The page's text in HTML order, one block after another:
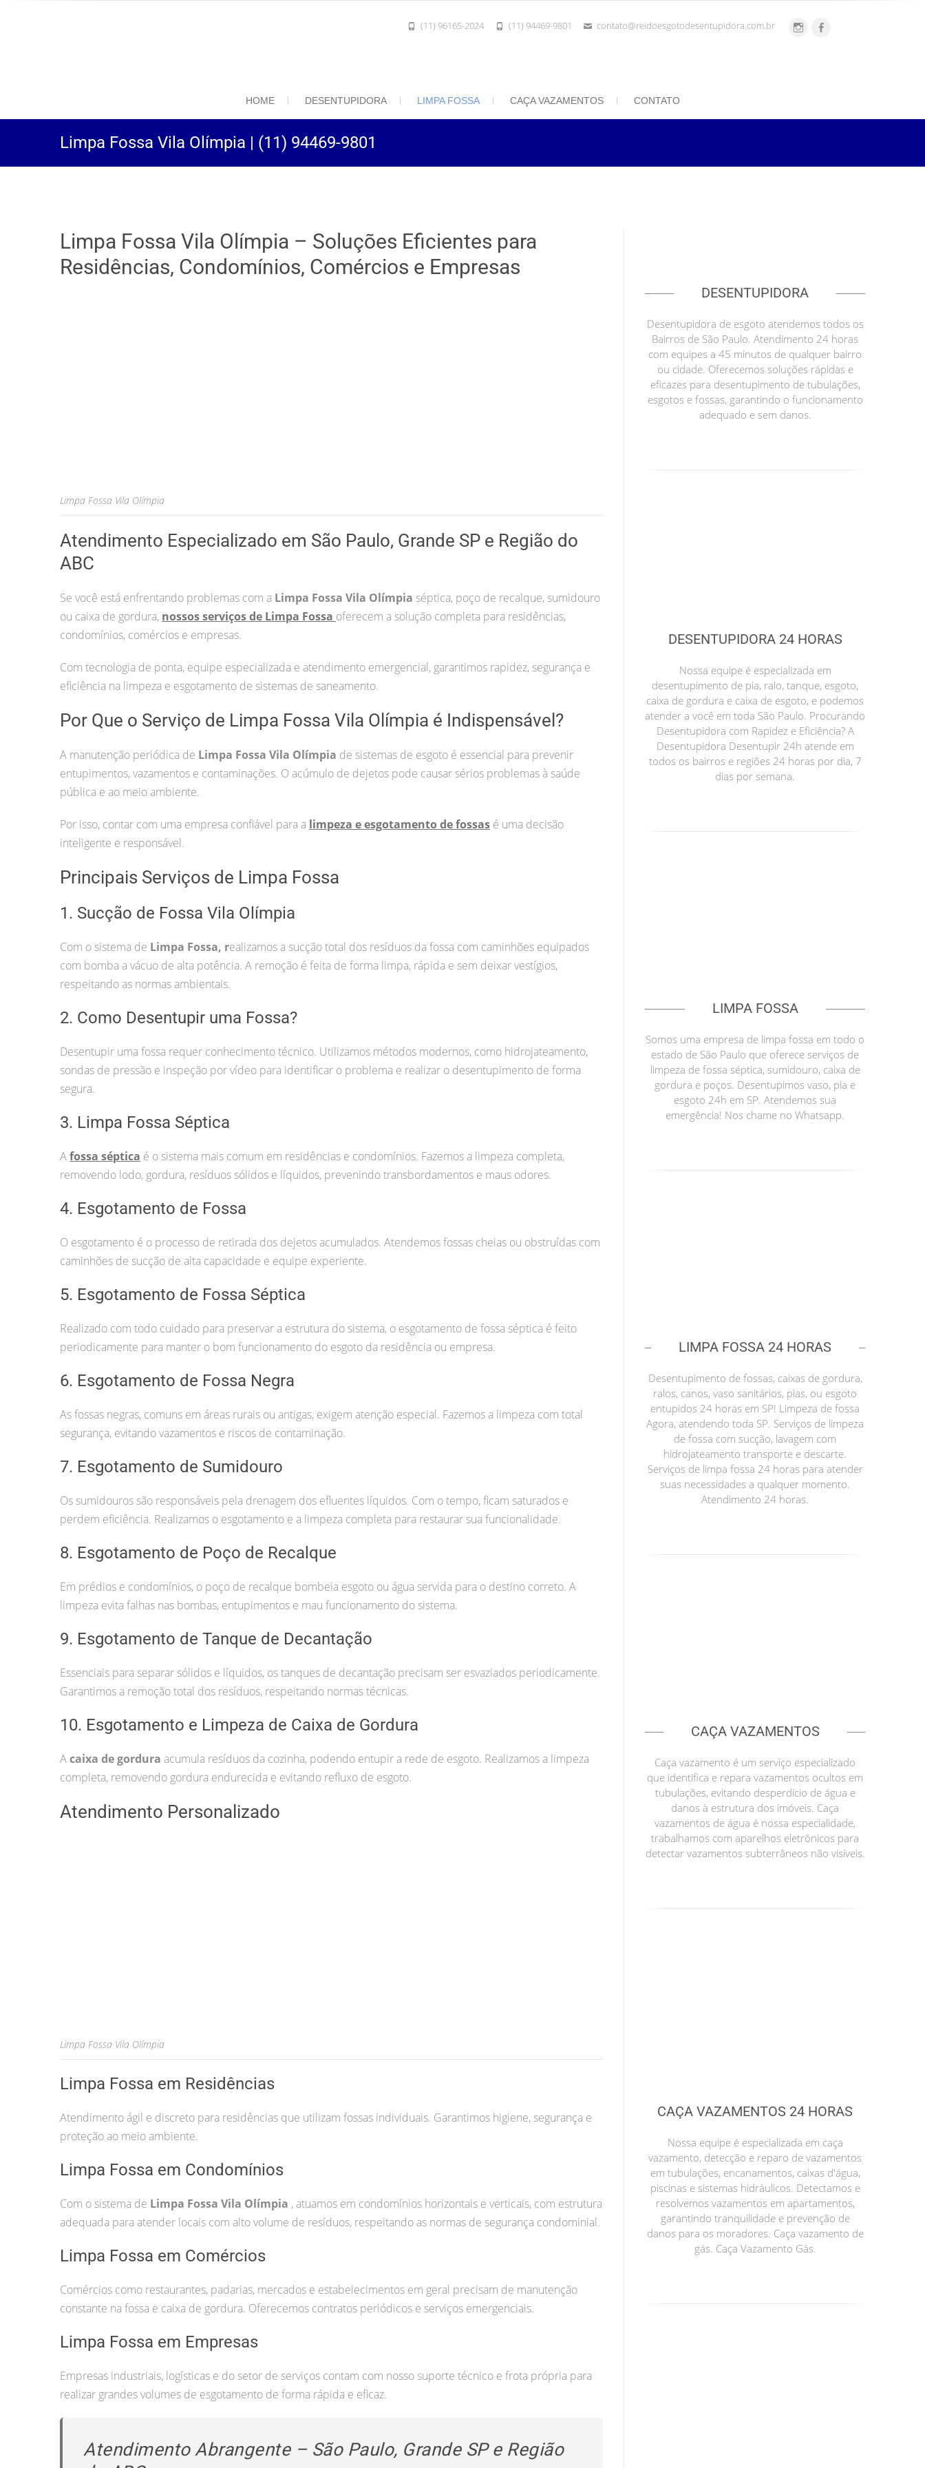
(11) 96165-2024 (11) 94469-9801 contato@reidoesgotodesentupidora.com.br
HOME DESENTUPIDORA LIMPA FOSSA CAÇA VAZAMENTOS CONTATO
Limpa Fossa Vila Olímpia | (11) 94469-9801
Limpa Fossa Vila Olímpia – Soluções Eficientes para
Residências, Condomínios, Comércios e Empresas
Limpa Fossa Vila Olímpia
Atendimento Especializado em São Paulo, Grande SP e Região do
ABC
Se você está enfrentando problemas com a Limpa Fossa Vila Olímpia séptica, poço de recalque, sumidouro
ou caixa de gordura, nossos serviços de Limpa Fossa oferecem a solução completa para residências,
condomínios, comércios e empresas.
Com tecnologia de ponta, equipe especializada e atendimento emergencial, garantimos rapidez, segurança e
eficiência na limpeza e esgotamento de sistemas de saneamento.
Por Que o Serviço de Limpa Fossa Vila Olímpia é Indispensável?
A manutenção periódica de Limpa Fossa Vila Olímpia de sistemas de esgoto é essencial para prevenir
entupimentos, vazamentos e contaminações. O acúmulo de dejetos pode causar sérios problemas à saúde
pública e ao meio ambiente.
Por isso, contar com uma empresa confiável para a limpeza e esgotamento de fossas é uma decisão
inteligente e responsável.
Principais Serviços de Limpa Fossa
1. Sucção de Fossa Vila Olímpia
Com o sistema de Limpa Fossa, realizamos a sucção total dos resíduos da fossa com caminhões equipados
com bomba a vácuo de alta potência. A remoção é feita de forma limpa, rápida e sem deixar vestígios,
respeitando as normas ambientais.
2. Como Desentupir uma Fossa?
Desentupir uma fossa requer conhecimento técnico. Utilizamos métodos modernos, como hidrojateamento,
sondas de pressão e inspeção por vídeo para identificar o problema e realizar o desentupimento de forma
segura.
3. Limpa Fossa Séptica
Afossa séptica é o sistema mais comum em residências e condomínios. Fazemos a limpeza completa,
removendo lodo, gordura, resíduos sólidos e líquidos, prevenindo transbordamentos e maus odores.
4. Esgotamento de Fossa
O esgotamento é o processo de retirada dos dejetos acumulados. Atendemos fossas cheias ou obstruídas com
caminhões de sucção de alta capacidade e equipe experiente.
5. Esgotamento de Fossa Séptica
Realizado com todo cuidado para preservar a estrutura do sistema, o esgotamento de fossa séptica é feito
periodicamente para manter o bom funcionamento do esgoto da residência ou empresa.
6. Esgotamento de Fossa Negra
As fossas negras, comuns em áreas rurais ou antigas, exigem atenção especial. Fazemos a limpeza com total
segurança, evitando vazamentos e riscos de contaminação.
7. Esgotamento de Sumidouro
Os sumidouros são responsáveis pela drenagem dos efluentes líquidos. Com o tempo, ficam saturados e
perdem eficiência. Realizamos o esgotamento e a limpeza completa para restaurar sua funcionalidade.
8. Esgotamento de Poço de Recalque
Em prédios e condomínios, o poço de recalque bombeia esgoto ou água servida para o destino correto. A
limpeza evita falhas nas bombas, entupimentos e mau funcionamento do sistema.
9. Esgotamento de Tanque de Decantação
Essenciais para separar sólidos e líquidos, os tanques de decantação precisam ser esvaziados periodicamente.
Garantimos a remoção total dos resíduos, respeitando normas técnicas.
10. Esgotamento e Limpeza de Caixa de Gordura
Acaixa de gordura acumula resíduos da cozinha, podendo entupir a rede de esgoto. Realizamos a limpeza
completa, removendo gordura endurecida e evitando refluxo de esgoto.
Atendimento Personalizado
Limpa Fossa Vila Olímpia
Limpa Fossa em Residências
Atendimento ágil e discreto para residências que utilizam fossas individuais. Garantimos higiene, segurança e
proteção ao meio ambiente.
Limpa Fossa em Condomínios
Com o sistema de Limpa Fossa Vila Olímpia , atuamos em condomínios horizontais e verticais, com estrutura
adequada para atender locais com alto volume de resíduos, respeitando as normas de segurança condominial.
Limpa Fossa em Comércios
Comércios como restaurantes, padarias, mercados e estabelecimentos em geral precisam de manutenção
constante na fossa e caixa de gordura. Oferecemos contratos periódicos e serviços emergenciais.
Limpa Fossa em Empresas
Empresas industriais, logísticas e do setor de serviços contam com nosso suporte técnico e frota própria para
realizar grandes volumes de esgotamento de forma rápida e eficaz.
Atendimento Abrangente – São Paulo, Grande SP e Região
DESENTUPIDORA
Desentupidora de esgoto atendemos todos os
Bairros de São Paulo. Atendimento 24 horas
com equipes a 45 minutos de qualquer bairro
ou cidade. Oferecemos soluções rápidas e
eficazes para desentupimento de tubulações,
esgotos e fossas, garantindo o funcionamento
adequado e sem danos.
DESENTUPIDORA 24 HORAS
Nossa equipe é especializada em
desentupimento de pia, ralo, tanque, esgoto,
caixa de gordura e caixa de esgoto, e podemos
atender a você em toda São Paulo. Procurando
Desentupidora com Rapidez e Eficiência? A
Desentupidora Desentupir 24h atende em
todos os bairros e regiões 24 horas por dia, 7
dias por semana.
LIMPA FOSSA
Somos uma empresa de limpa fossa em todo o
estado de São Paulo que oferece serviços de
limpeza de fossa séptica, sumidouro, caixa de
gordura e poços. Desentupimos vaso, pia e
esgoto 24h em SP. Atendemos sua
emergência! Nos chame no Whatsapp.
LIMPA FOSSA 24 HORAS
Desentupimento de fossas, caixas de gordura,
ralos, canos, vaso sanitários, pias, ou esgoto
entupidos 24 horas em SP! Limpeza de fossa
Agora, atendendo toda SP. Serviços de limpeza
de fossa com sucção, lavagem com
hidrojateamento transporte e descarte.
Serviços de limpa fossa 24 horas para atender
suas necessidades a qualquer momento.
Atendimento 24 horas.
CAÇA VAZAMENTOS
Caça vazamento é um serviço especializado
que identifica e repara vazamentos ocultos em
tubulações, evitando desperdício de água e
danos à estrutura dos imóveis. Caça
vazamentos de água é nossa especialidade,
trabalhamos com aparelhos eletrônicos para
detectar vazamentos subterrâneos não visíveis.
CAÇA VAZAMENTOS 24 HORAS
Nossa equipe é especializada em caça
vazamento, detecção e reparo de vazamentos
em tubulações, encanamentos, caixas d'água,
piscinas e sistemas hidráulicos. Detectamos e
resolvemos vazamentos em apartamentos,
garantindo tranquilidade e prevenção de
danos para os moradores. Caça vazamento de
gás. Caça Vazamento Gás.